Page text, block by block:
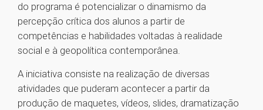
do programa é potencializar o dinamismo da
percepção crítica dos alunos a partir de
competências e habilidades voltadas à realidade
social e à geopolítica contemporânea.
A iniciativa consiste na realização de diversas
atividades que puderam acontecer a partir da
produção de maquetes, vídeos, slides, dramatização